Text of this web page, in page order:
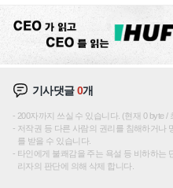
기사댓글0개
200자까지 쓰실 수 있습니다. (현재 0 byte /
저작권 등 다른 사람의 권리를 침해하거나
를 받을 수 있습니다.
타인에게 불쾌감을 주는 욕설 등 비하하는
리자의 판단에 의해 삭제 합니다.